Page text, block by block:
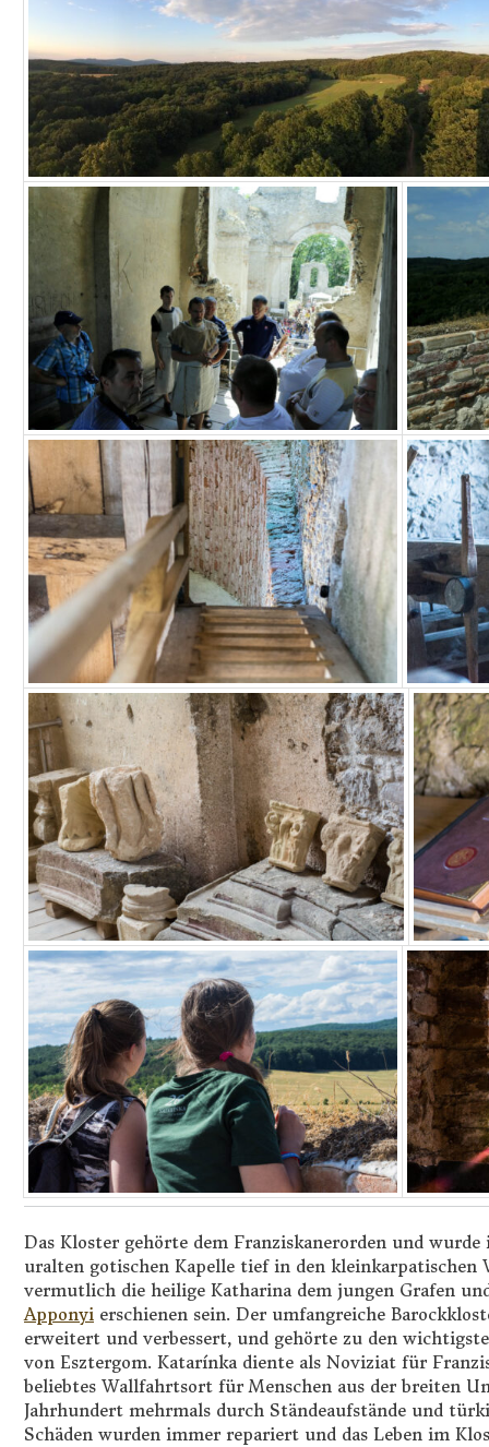
Das Kloster gehörte dem Franziskanerorden und wurde
uralten gotischen Kapelle tief in den kleinkarpatischen
vermutlich die heilige Katharina dem jungen Grafen
Apponyi erschienen sein. Der umfangreiche
erweitert und verbessert, und gehörte zu den
von Esztergom. Katarínka diente als Noviziat für
beliebtes Wallfahrtsort für Menschen aus der breiten
Jahrhundert mehrmals durch Ständeaufstände und
Schäden wurden immer repariert und das Leben im